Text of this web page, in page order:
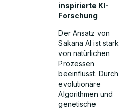
inspirierte KI-
Forschung
Der Ansatz von
Sakana AI ist stark
von natürlichen
Prozessen
beeinflusst. Durch
evolutionäre
Algorithmen und
genetische